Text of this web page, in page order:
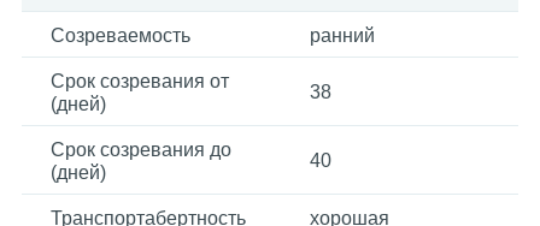
Созреваемость ранний
Срок созревания от
(дней)
38
Срок созревания до
(дней)
40
Транспортабертность хорошая